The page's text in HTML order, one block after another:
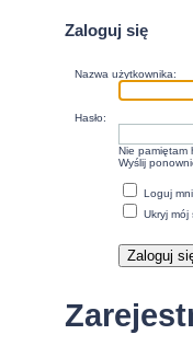
Zaloguj się
Nazwa użytkownika:
Hasło:
Nie pamiętam
Wyślij
Loguj
Ukryj mój